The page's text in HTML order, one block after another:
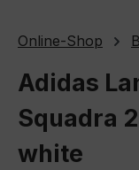
Online-Shop
Adidas
Squadra
white